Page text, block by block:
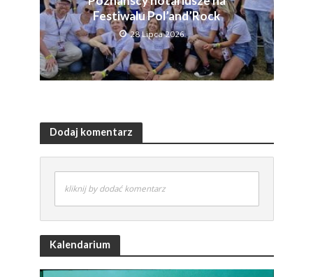
Festiwalu Pol’and’Rock
28 Lipca 2026
Dodaj komentarz
kliknij by dodać komentarz
Kalendarium